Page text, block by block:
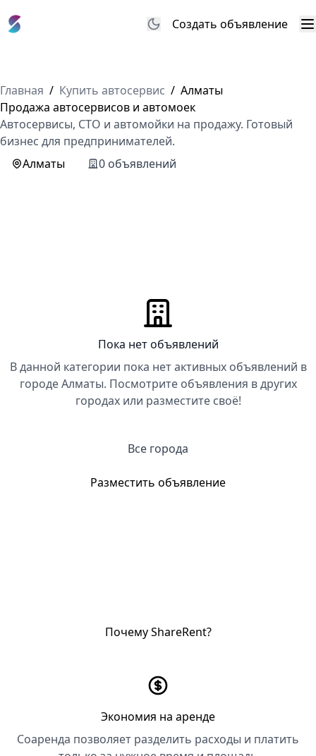
Создать объявление
Главная / Купить автосервис / Алматы
Продажа автосервисов и автомоек
Автосервисы, СТО и автомойки на продажу. Готовый
бизнес для предпринимателей.
Алматы
0 объявлений
Пока нет объявлений
В данной категории пока нет активных объявлений в
городе Алматы. Посмотрите объявления в других
городах или разместите своё!
Все города
Разместить объявление
Почему ShareRent?
Экономия на аренде
Соаренда позволяет разделить расходы и платить